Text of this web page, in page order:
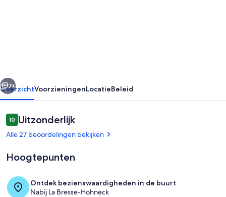
style
decor
Volgende
7+
OverzichtVoorzieningenLocatieBeleid
Beoordelingen
1010 op 10 –
Uitzonderlijk
Alle 27 beoordelingen bekijken
Hoogtepunten
Ontdek bezienswaardigheden in de buurt
Nabij La Bresse-Hohneck